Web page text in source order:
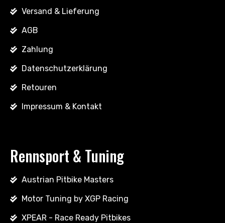
Versand & Lieferung
AGB
Zahlung
Datenschutzerklärung
Retouren
Impressum & Kontakt
Rennsport & Tuning
Austrian Pitbike Masters
Motor Tuning by XGP Racing
XPEAR - Race Ready Pitbikes